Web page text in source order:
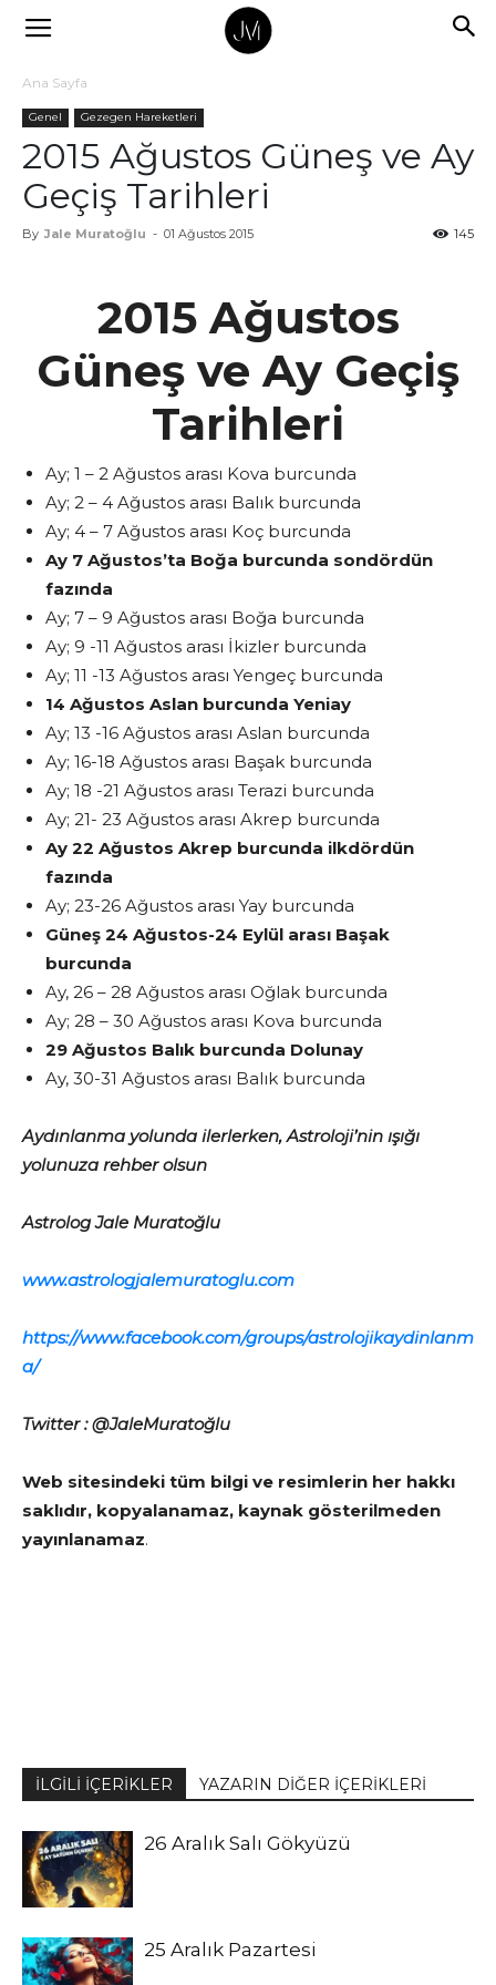
Ana Sayfa
Genel Gezegen Hareketleri
2015 Ağustos Güneş ve Ay
Geçiş Tarihleri
By Jale Muratoğlu - 01 Ağustos 2015 145
2015 Ağustos
Güneş ve Ay Geçiş
Tarihleri
Ay; 1 – 2 Ağustos arası Kova burcunda
Ay; 2 – 4 Ağustos arası Balık burcunda
Ay; 4 – 7 Ağustos arası Koç burcunda
Ay 7 Ağustos’ta Boğa burcunda sondördün
fazında
Ay; 7 – 9 Ağustos arası Boğa burcunda
Ay; 9 -11 Ağustos arası İkizler burcunda
Ay; 11 -13 Ağustos arası Yengeç burcunda
14 Ağustos Aslan burcunda Yeniay
Ay; 13 -16 Ağustos arası Aslan burcunda
Ay; 16-18 Ağustos arası Başak burcunda
Ay; 18 -21 Ağustos arası Terazi burcunda
Ay; 21- 23 Ağustos arası Akrep burcunda
Ay 22 Ağustos Akrep burcunda ilkdördün
fazında
Ay; 23-26 Ağustos arası Yay burcunda
Güneş 24 Ağustos-24 Eylül arası Başak
burcunda
Ay, 26 – 28 Ağustos arası Oğlak burcunda
Ay; 28 – 30 Ağustos arası Kova burcunda
29 Ağustos Balık burcunda Dolunay
Ay, 30-31 Ağustos arası Balık burcunda
Aydınlanma yolunda ilerlerken, Astroloji’nin ışığı
yolunuza rehber olsun
Astrolog Jale Muratoğlu
www.astrologjalemuratoglu.com
https://www.facebook.com/groups/astrolojikaydinlanm
a/
Twitter : @JaleMuratoğlu
Web sitesindeki tüm bilgi ve resimlerin her hakkı
saklıdır, kopyalanamaz, kaynak gösterilmeden
yayınlanamaz.
İLGİLİ İÇERİKLER YAZARIN DİĞER İÇERİKLERİ
26 Aralık Salı Gökyüzü
25 Aralık Pazartesi